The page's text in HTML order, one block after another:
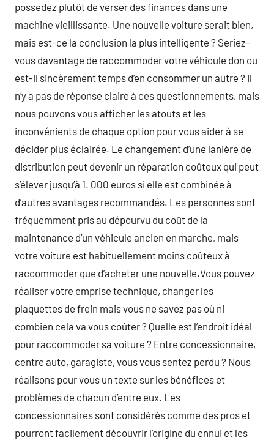
possedez plutôt de verser des finances dans une
machine vieillissante. Une nouvelle voiture serait bien,
mais est-ce la conclusion la plus intelligente ? Seriez-
vous davantage de raccommoder votre véhicule don ou
est-il sincèrement temps d’en consommer un autre ? Il
n’y a pas de réponse claire à ces questionnements, mais
nous pouvons vous afficher les atouts et les
inconvénients de chaque option pour vous aider à se
décider plus éclairée. Le changement d’une lanière de
distribution peut devenir un réparation coûteux qui peut
s’élever jusqu’à 1. 000 euros si elle est combinée à
d’autres avantages recommandés. Les personnes sont
fréquemment pris au dépourvu du coût de la
maintenance d’un véhicule ancien en marche, mais
votre voiture est habituellement moins coûteux à
raccommoder que d’acheter une nouvelle.Vous pouvez
réaliser votre emprise technique, changer les
plaquettes de frein mais vous ne savez pas où ni
combien cela va vous coûter ? Quelle est l’endroit idéal
pour raccommoder sa voiture ? Entre concessionnaire,
centre auto, garagiste, vous vous sentez perdu ? Nous
réalisons pour vous un texte sur les bénéfices et
problèmes de chacun d’entre eux. Les
concessionnaires sont considérés comme des pros et
pourront facilement découvrir l’origine du ennui et les